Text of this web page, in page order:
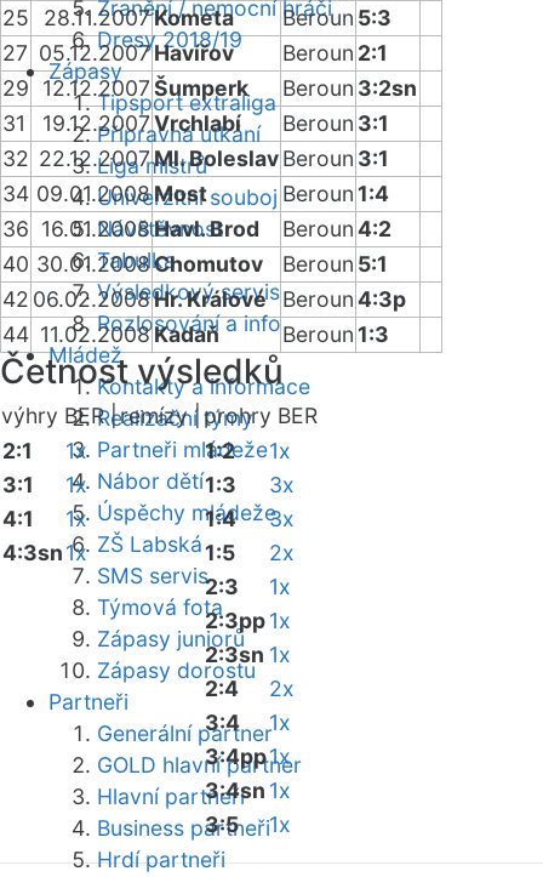
Zranění / nemocní hráči
Dresy 2018/19
Zápasy
Tipsport extraliga
Přípravná utkání
Liga mistrů
Univerzitní souboj
Návštěvnost
Tabulka
Výsledkový servis
Rozlosování a info
Mládež
Kontakty a informace
Realizační týmy
Partneři mládeže
Nábor dětí
Úspěchy mládeže
ZŠ Labská
SMS servis
Týmová fota
Zápasy juniorů
Zápasy dorostu
Partneři
Generální partner
GOLD hlavní partner
Hlavní partneři
Business partneři
Hrdí partneři
25
28.11.2007Kometa Beroun 5:3
27 05.12.2007Havířov Beroun 2:1
29
12.12.2007Šumperk Beroun 3:2sn
31
19.12.2007Vrchlabí Beroun 3:1
32 22.12.2007Ml. BoleslavBeroun 3:1
34 09.01.2008Most Beroun 1:4
36 16.01.2008Havl. Brod Beroun4:2
40 30.01.2008Chomutov Beroun 5:1
42 06.02.2008Hr. Králové Beroun4:3p
44 11.02.2008Kadaň Beroun 1:3
Četnost výsledků
výhry BER |remízy |prohry BER
2:1
1x
3:1
1x
4:1
1x
4:3sn1x
1:2
1x
1:3
3x
1:4
3x
1:5
2x
2:3
1x
2:3pp1x
2:3sn 1x
2:4
2x
3:4
1x
3:4pp1x
3:4sn 1x
3:5
1x